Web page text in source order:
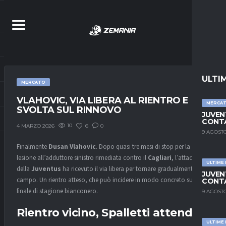
9
ULTIME
9
ULTIME
MERCATO
VLAHOVIC, VIA LIBERA AL RIENTRO E
SVOLTA SUL RINNOVO
4 MARZO 2026 10 6 0
Finalmente Dusan Vlahovic. Dopo quasi tre mesi di stop per la
lesione all’adduttore sinistro rimediata contro il Cagliari, l’attaccante
della Juventus ha ricevuto il via libera per tornare gradualmente in
campo. Un rientro atteso, che può incidere in modo concreto sul
finale di stagione bianconero.
Rientro vicino, Spalletti attende